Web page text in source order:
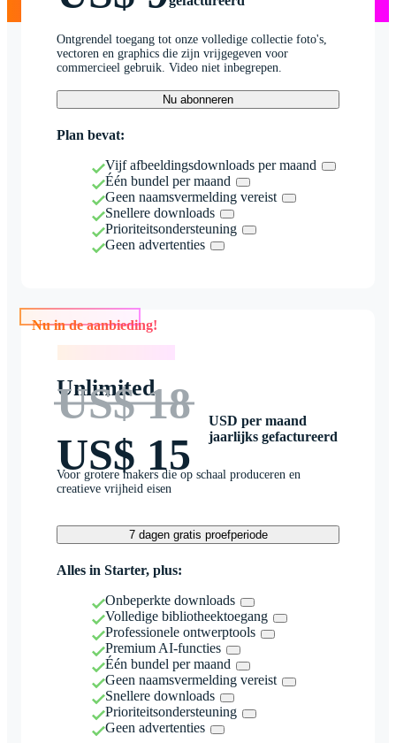
Ontgrendel toegang tot onze volledige collectie foto's,
vectoren en graphics die zijn vrijgegeven voor
commercieel gebruik. Video niet inbegrepen.
Nu abonneren
Plan bevat:
Vijf afbeeldingsdownloads per maand
Één bundel per maand
Geen naamsvermelding vereist
Snellere downloads
Prioriteitsondersteuning
Geen advertenties
Nu in de aanbieding!
Unlimited
US$ 18
US$ 15
USD per maand
jaarlijks gefactureerd
Voor grotere makers die op schaal produceren en
creatieve vrijheid eisen
7 dagen gratis proefperiode
Alles in Starter, plus:
Onbeperkte downloads
Volledige bibliotheektoegang
Professionele ontwerptools
Premium AI-functies
Één bundel per maand
Geen naamsvermelding vereist
Snellere downloads
Prioriteitsondersteuning
Geen advertenties